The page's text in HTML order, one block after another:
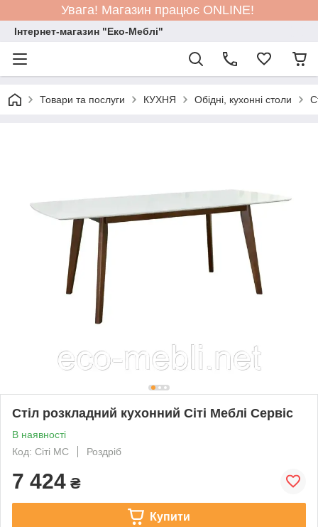
Увага! Магазин працює ONLINE!
Інтернет-магазин "Еко-Меблі"
Товари та послуги КУХНЯ Обідні, кухонні столи
Стіл розкладний кухонний Сіті Меблі Сервіс
В наявності
Код: Сіті МС
Роздріб
7 424 ₴
Купити